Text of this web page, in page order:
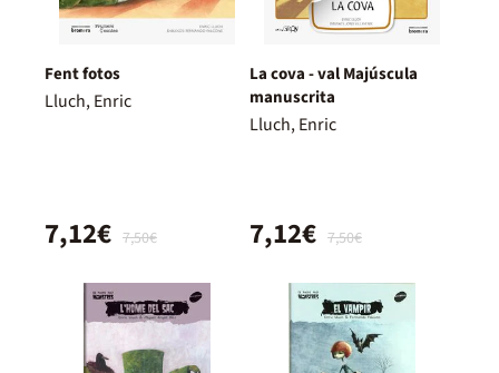
Fent fotos
Lluch, Enric
7,50€
7,12€
La cova - val Majúscula
manuscrita
Lluch, Enric
7,50€
7,12€